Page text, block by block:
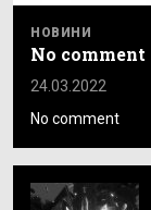
НОВИНИ
No comment
24.03.2022
No comment